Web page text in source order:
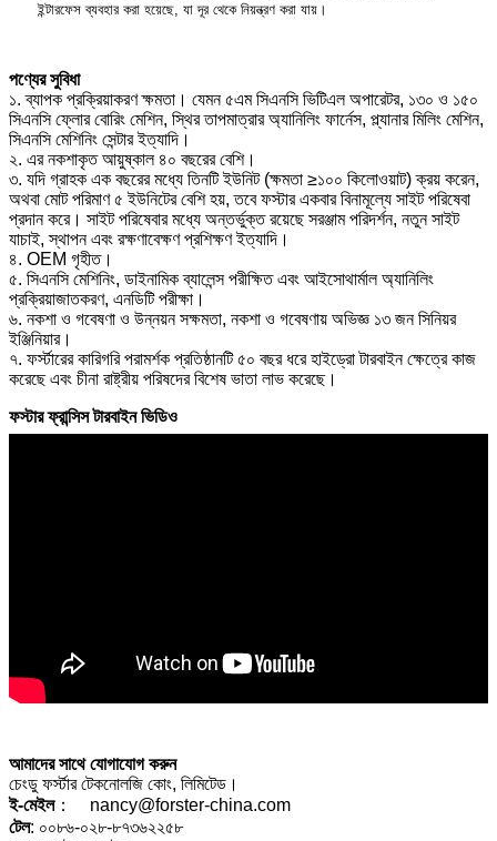
ইন্টারফেস ব্যবহার করা হয়েছে, যা দূর থেকে নিয়ন্ত্রণ করা যায়।
পণ্যের সুবিধা
১. ব্যাপক প্রক্রিয়াকরণ ক্ষমতা। যেমন ৫এম সিএনসি ভিটিএল অপারেটর, ১৩০ ও ১৫০
সিএনসি ফ্লোর বোরিং মেশিন, স্থির তাপমাত্রার অ্যানিলিং ফার্নেস, প্ল্যানার মিলিং মেশিন,
সিএনসি মেশিনিং সেন্টার ইত্যাদি।
২. এর নকশাকৃত আয়ুষ্কাল ৪০ বছরের বেশি।
৩. যদি গ্রাহক এক বছরের মধ্যে তিনটি ইউনিট (ক্ষমতা ≥১০০ কিলোওয়াট) ক্রয় করেন,
অথবা মোট পরিমাণ ৫ ইউনিটের বেশি হয়, তবে ফস্টার একবার বিনামূল্যে সাইট পরিষেবা
প্রদান করে। সাইট পরিষেবার মধ্যে অন্তর্ভুক্ত রয়েছে সরঞ্জাম পরিদর্শন, নতুন সাইট
যাচাই, স্থাপন এবং রক্ষণাবেক্ষণ প্রশিক্ষণ ইত্যাদি।
৪. OEM গৃহীত।
৫. সিএনসি মেশিনিং, ডাইনামিক ব্যালেন্স পরীক্ষিত এবং আইসোথার্মাল অ্যানিলিং
প্রক্রিয়াজাতকরণ, এনডিটি পরীক্ষা।
৬. নকশা ও গবেষণা ও উন্নয়ন সক্ষমতা, নকশা ও গবেষণায় অভিজ্ঞ ১৩ জন সিনিয়র
ইঞ্জিনিয়ার।
৭. ফর্স্টারের কারিগরি পরামর্শক প্রতিষ্ঠানটি ৫০ বছর ধরে হাইড্রো টারবাইন ক্ষেত্রে কাজ
করেছে এবং চীনা রাষ্ট্রীয় পরিষদের বিশেষ ভাতা লাভ করেছে।
ফস্টার ফ্রান্সিস টারবাইন ভিডিও
আমাদের সাথে যোগাযোগ করুন
চেংডু ফর্স্টার টেকনোলজি কোং, লিমিটেড।
ই-মেইল： nancy@forster-china.com
টেল: ০০৮৬-০২৮-৮৭৩৬২২৫৮